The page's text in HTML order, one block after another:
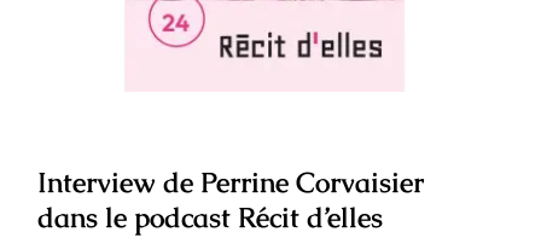
Interview de Perrine Corvaisier
dans le podcast Récit d’elles